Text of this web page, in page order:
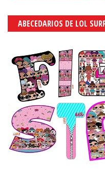
ABECEDARIOS DE LOL